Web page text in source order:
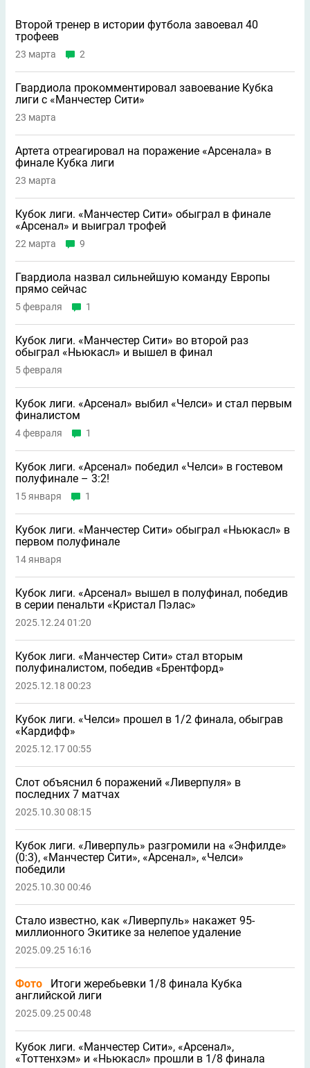
Второй тренер в истории футбола завоевал 40
трофеев
23 марта 2
Гвардиола прокомментировал завоевание Кубка
лиги с «Манчестер Сити»
23 марта
Артета отреагировал на поражение «Арсенала» в
финале Кубка лиги
23 марта
Кубок лиги. «Манчестер Сити» обыграл в финале
«Арсенал» и выиграл трофей
22 марта 9
Гвардиола назвал сильнейшую команду Европы
прямо сейчас
5 февраля 1
Кубок лиги. «Манчестер Сити» во второй раз
обыграл «Ньюкасл» и вышел в финал
5 февраля
Кубок лиги. «Арсенал» выбил «Челси» и стал первым
финалистом
4 февраля 1
Кубок лиги. «Арсенал» победил «Челси» в гостевом
полуфинале – 3:2!
15 января 1
Кубок лиги. «Манчестер Сити» обыграл «Ньюкасл» в
первом полуфинале
14 января
Кубок лиги. «Арсенал» вышел в полуфинал, победив
в серии пенальти «Кристал Пэлас»
2025.12.24 01:20
Кубок лиги. «Манчестер Сити» стал вторым
полуфиналистом, победив «Брентфорд»
2025.12.18 00:23
Кубок лиги. «Челси» прошел в 1/2 финала, обыграв
«Кардифф»
2025.12.17 00:55
Слот объяснил 6 поражений «Ливерпуля» в
последних 7 матчах
2025.10.30 08:15
Кубок лиги. «Ливерпуль» разгромили на «Энфилде»
(0:3), «Манчестер Сити», «Арсенал», «Челси»
победили
2025.10.30 00:46
Стало известно, как «Ливерпуль» накажет 95-
миллионного Экитике за нелепое удаление
2025.09.25 16:16
Фото
Итоги жеребьевки 1/8 финала Кубка
английской лиги
2025.09.25 00:48
Кубок лиги. «Манчестер Сити», «Арсенал»,
«Тоттенхэм» и «Ньюкасл» прошли в 1/8 финала